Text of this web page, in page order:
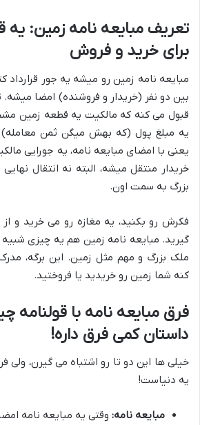
تعریف مبایعه نامه زمین: یه
برای خرید و فروش
مبایعه نامه زمین رو میشه یه جور
بین دو نفر (خریدار و فروشنده) امضا میشه.
قبول می کنه که مالکیت یه قطعه زمین
یه مبلغ پول (که بهش میگن ثمن معامله)
یعنی با امضای مبایعه نامه، یه جورایی
خریدار منتقل میشه، البته نه انتقال
بزرگ به سمت اون.
فکرش رو بکنید، یه مغازه رو می خرید و
گیرید. مبایعه نامه زمین هم یه چیزی شبیه
ملک بزرگ و مهم مثل زمین. این برگه،
کنه شما زمین رو خریدید یا فروختید.
فرق مبایعه نامه با قولنامه
داستان کمی فرق داره!
خیلی ها این دو تا رو اشتباه می گیرن، ولی
یه دنیاست!
مبایعه نامه: وقتی یه مبایعه نامه